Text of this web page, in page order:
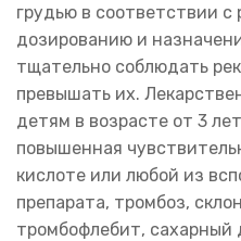
грудью в соответствии
дозированию и
тщательно соблюдать
превышать их.
детям в возрасте от 3
повышенная
кислоте или любой из
препарата, тромбоз,
тромбофлебит,